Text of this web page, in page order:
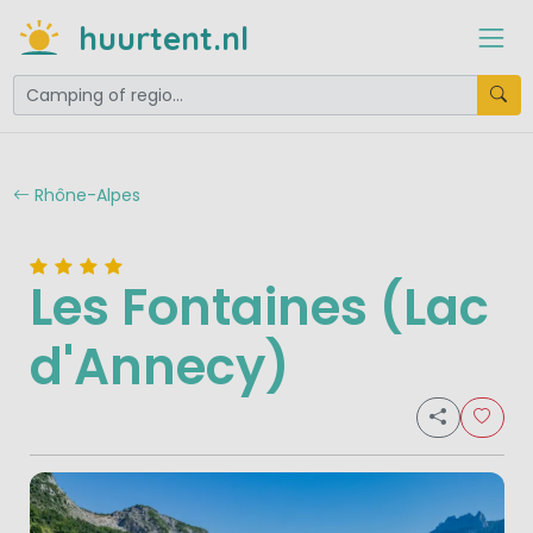
huurtent.nl
Rhône-Alpes
Les Fontaines (Lac
d'Annecy)